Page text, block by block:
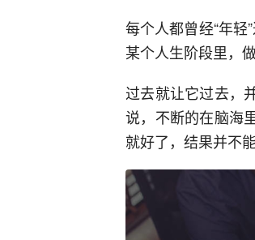
每个人都曾经“年轻
某个人生阶段里，
过去就让它过去，
说，不断的在脑海
就好了，结果并不